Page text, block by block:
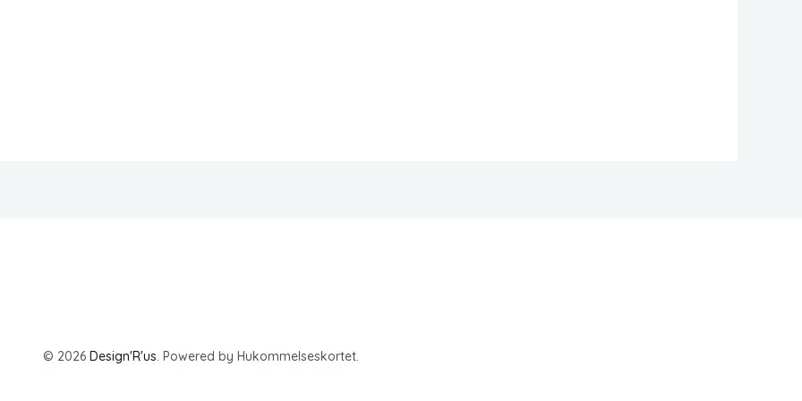
© 2026 Design'R'us. Powered by Hukommelseskortet.